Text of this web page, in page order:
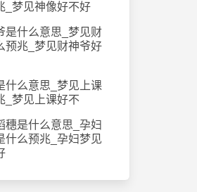
_梦见神像好不好
是什么意思_梦见财
预兆_梦见财神爷好
什么意思_梦见上课
_梦见上课好不
穗是什么意思_孕妇
什么预兆_孕妇梦见